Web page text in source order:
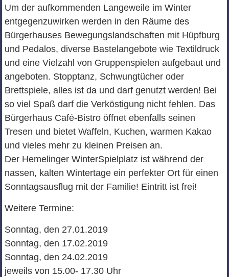
Um der aufkommenden Langeweile im Winter
entgegenzuwirken werden in den Räume des
Bürgerhauses Bewegungslandschaften mit Hüpfburg
und Pedalos, diverse Bastelangebote wie Textildruck
und eine Vielzahl von Gruppenspielen aufgebaut und
angeboten. Stopptanz, Schwungtücher oder
Brettspiele, alles ist da und darf genutzt werden! Bei
so viel Spaß darf die Verköstigung nicht fehlen. Das
Bürgerhaus Café-Bistro öffnet ebenfalls seinen
Tresen und bietet Waffeln, Kuchen, warmen Kakao
und vieles mehr zu kleinen Preisen an.
Der Hemelinger WinterSpielplatz ist während der
nassen, kalten Wintertage ein perfekter Ort für einen
Sonntagsausflug mit der Familie! Eintritt ist frei!
Weitere Termine:
Sonntag, den 27.01.2019
Sonntag, den 17.02.2019
Sonntag, den 24.02.2019
jeweils von 15.00- 17.30 Uhr